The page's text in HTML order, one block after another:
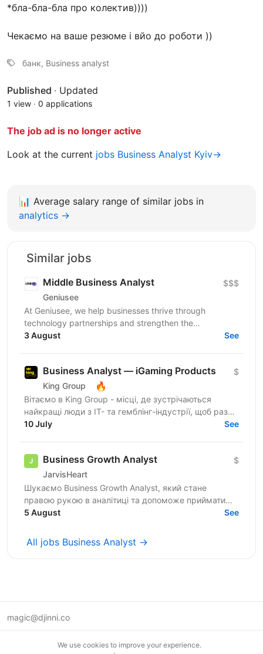
*бла-бла-бла про колектив))))
Чекаємо на ваше резюме і вйо до роботи ))
банк, Business analyst
Published · Updated
1 view · 0 applications
The job ad is no longer active
Look at the current jobs Business Analyst Kyiv→
📊 Average salary range of similar jobs in
analytics →
Similar jobs
Middle Вusiness Аnalyst
Geniusee
$$$
At Geniusee, we help businesses thrive through
technology partnerships and strengthen the
engineering community by sharing knowledge and
3 August See
Business Analyst — iGaming Products
King Group 🔥
$
Вітаємо в King Group - місці, де зустрічаються
найкращі люди з IT- та гемблінг-індустрії, щоб разом
робити дивовижні речі. Ми оперуємо численними
10 July See
Business Growth Analyst
JarvisHeart
$
Шукаємо Business Growth Analyst, який стане
правою рукою в аналітиці та допоможе приймати
операційні й стратегічні рішення на основі даних. Це
5 August See
All jobs Business Analyst →
magic@djinni.co
We use cookies to improve your experience.